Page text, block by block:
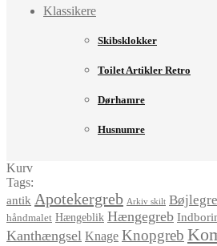
Klassikere
Skibsklokker
Toilet Artikler Retro
Dørhamre
Husnumre
Kurv
Tags:
antik Apotekergreb Arkiv skilt
håndmalet Hængeblik Hængegreb
Kanthængsel Knage Knopgreb